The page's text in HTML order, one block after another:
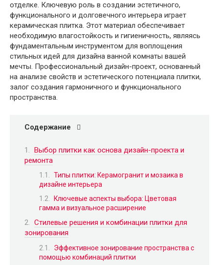
отделке. Ключевую роль в создании эстетичного,
функционального и долговечного интерьера играет
керамическая плитка. Этот материал обеспечивает
необходимую влагостойкость и гигиеничность, являясь
фундаментальным инструментом для воплощения
стильных идей для дизайна ванной комнаты вашей
мечты. Профессиональный дизайн-проект, основанный
на анализе свойств и эстетического потенциала плитки,
залог создания гармоничного и функционального
пространства.
Содержание
Выбор плитки как основа дизайн-проекта и
ремонта
Типы плитки: Керамогранит и мозаика в
дизайне интерьера
Ключевые аспекты выбора: Цветовая
гамма и визуальное расширение
Стилевые решения и комбинации плитки для
зонирования
Эффективное зонирование пространства с
помощью комбинаций плитки